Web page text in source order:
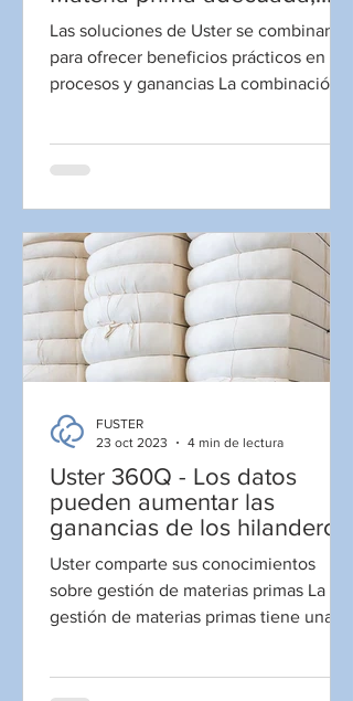
producción optimizada…
Las soluciones de Uster se combinan
para ofrecer beneficios prácticos en
procesos y ganancias La combinación
Uster 360Q - Los datos
pueden aumentar las
ganancias de los hilanderos:
aquí está la prueba
Uster comparte sus conocimientos
sobre gestión de materias primas La
gestión de materias primas tiene una
FUSTER
23 oct 2023
4 min de lectura